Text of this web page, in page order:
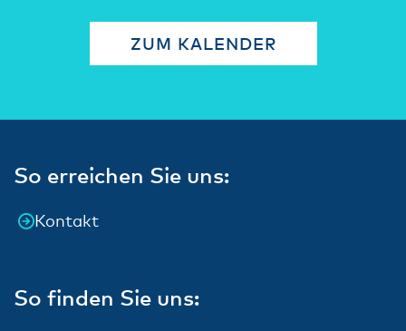
ZUM KALENDER
So erreichen Sie uns:
Kontakt
So finden Sie uns: